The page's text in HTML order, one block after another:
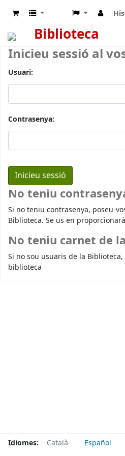
Biblioteca
Inicieu sessió al
Usuari:
Contrasenya:
No teniu
Si no teniu contrasenya, poseu-
Biblioteca. Se us en
No teniu carnet de
Si no sou usuaris de la
biblioteca
Idiomes: Català Español